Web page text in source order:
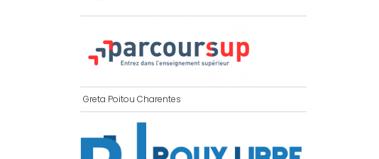
Greta Poitou Charentes